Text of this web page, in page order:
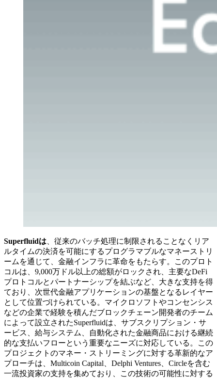
Superfluidは 、従来のバッチ処理に制限されることなくリア
ルタイムの決済を可能にするプログラマブルなマネーストリ
ームを通じて、金融インフラに革命をもたらす。このプロト
コルは、9,000万ドル以上の総額がロックされ、主要なDeFi
プロトコルとパートナーシップを結ぶなど、大きな支持を得
ており、次世代金融アプリケーションの基盤となるレイヤー
として位置づけられている。マイクロソフトやコンセンシス
などの企業で経験を積んだブロックチェーン開発者のチーム
によって設立されたSuperfluidは、サブスクリプション・サ
ービス、給与システム、自動化された金融商品における継続
的な支払いフローという重要なニーズに対応している。この
プロジェクトのマネー・ストリーミングに対する革新的なア
プローチは、Multicoin Capital、Delphi Ventures、Circleを含む
一流投資家の支持を集めており、この技術の可能性に対する